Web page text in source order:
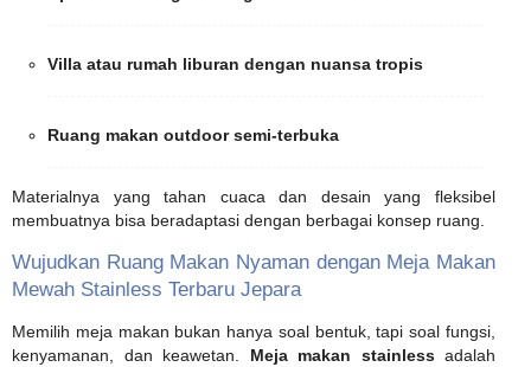
Villa atau rumah liburan dengan nuansa tropis
Ruang makan outdoor semi-terbuka
Materialnya yang tahan cuaca dan desain yang fleksibel
membuatnya bisa beradaptasi dengan berbagai konsep ruang.
Wujudkan Ruang Makan Nyaman dengan Meja Makan
Mewah Stainless Terbaru Jepara
Memilih meja makan bukan hanya soal bentuk, tapi soal fungsi,
kenyamanan, dan keawetan. Meja makan stainlessadalah